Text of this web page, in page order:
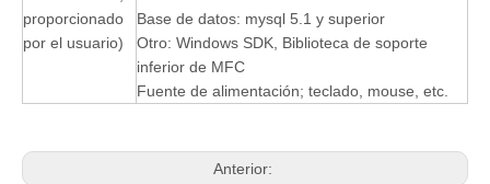
proporcionado
por el usuario)
Base de datos: mysql 5.1 y superior
Otro: Windows SDK, Biblioteca de soporte
inferior de MFC
Fuente de alimentación; teclado, mouse, etc.
Anterior: